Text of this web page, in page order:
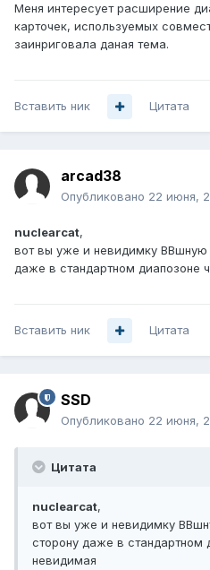
Меня интересует расширение
карточек, используемых
заинриговала даная тема.
Вставить ник Цитата
arcad38
Опубликовано 22 июня,
nuclearcat,
вот вы уже и невидимку ВВшную
даже в стандартном диапозоне
Вставить ник Цитата
SSD
Опубликовано 22 июня,
Цитата
nuclearcat,
вот вы уже и невидимку
сторону даже в стандартном
невидимая